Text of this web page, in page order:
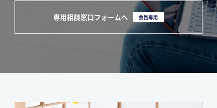
専用相談窓口フォームへ 会員専用